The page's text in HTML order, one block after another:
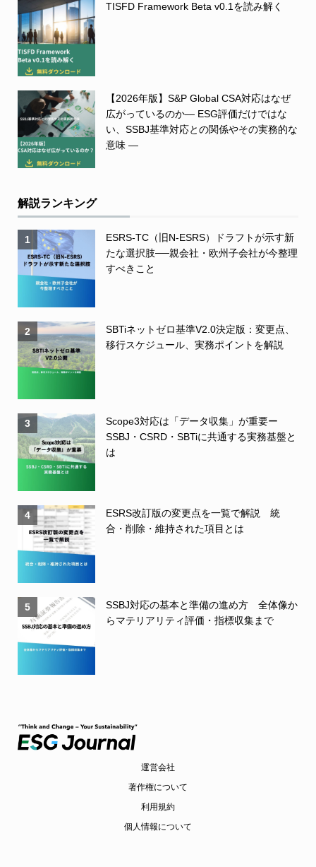
TISFD Framework Beta v0.1を読み解く
【2026年版】S&P Global CSA対応はなぜ
広がっているのか― ESG評価だけではな
い、SSBJ基準対応との関係やその実務的な
意味 ―
解説ランキング
1
ESRS-TC（旧N-ESRS）ドラフトが示す新
たな選択肢──親会社・欧州子会社が今整理
すべきこと
2
SBTiネットゼロ基準V2.0決定版：変更点、
移行スケジュール、実務ポイントを解説
3
Scope3対応は「データ収集」が重要ー
SSBJ・CSRD・SBTiに共通する実務基盤と
は
4
ESRS改訂版の変更点を一覧で解説 統
合・削除・維持された項目とは
5
SSBJ対応の基本と準備の進め方 全体像か
らマテリアリティ評価・指標収集まで
運営会社
著作権について
利用規約
個人情報について